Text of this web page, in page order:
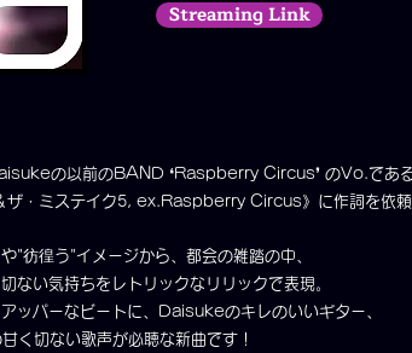
Streaming Link
の以前のBAND ❛Raspberry Circus❜ のVo.であ
ザ・ミステイク5, ex.Raspberry Circus》に作詞を依頼
"彷徨う"イメージから、都会の雑踏の中、
ない気持ちをレトリックなリリックで表現。
ッパーなビートに、Daisukeのキレのいいギター、
く切ない歌声が必聴な新曲です！